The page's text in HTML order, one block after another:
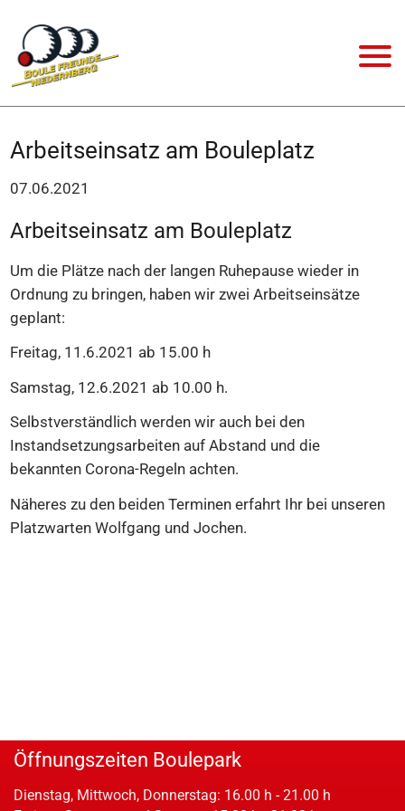
Arbeitseinsatz am Bouleplatz
07.06.2021
Arbeitseinsatz am Bouleplatz
Um die Plätze nach der langen Ruhepause wieder in
Ordnung zu bringen, haben wir zwei Arbeitseinsätze
geplant:
Freitag, 11.6.2021 ab 15.00 h
Samstag, 12.6.2021 ab 10.00 h.
Selbstverständlich werden wir auch bei den
Instandsetzungsarbeiten auf Abstand und die
bekannten Corona-Regeln achten.
Näheres zu den beiden Terminen erfahrt Ihr bei unseren
Platzwarten Wolfgang und Jochen.
Öffnungszeiten Boulepark
Dienstag, Mittwoch, Donnerstag: 16.00 h - 21.00 h